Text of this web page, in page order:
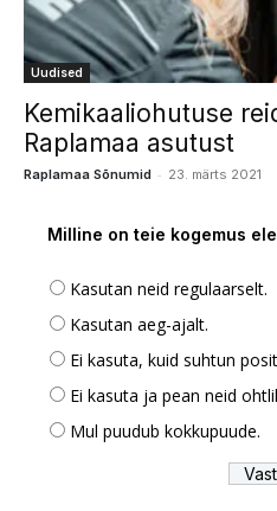
Uudised
Kemikaaliohutuse
Raplamaa asutust
Raplamaa Sõnumid - 23. märts 2021
Milline on teie kogemus
Kasutan neid regulaarselt.
Kasutan aeg-ajalt.
Ei kasuta, kuid suhtun
Ei kasuta ja pean neid
Mul puudub kokkupuude.